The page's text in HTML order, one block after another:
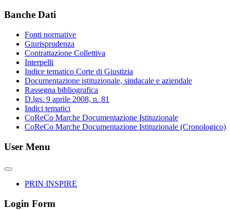
Banche Dati
Fonti normative
Giurisprudenza
Contrattazione Collettiva
Interpelli
Indice tematico Corte di Giustizia
Documentazione istituzionale, sindacale e aziendale
Rassegna bibliografica
D.lgs. 9 aprile 2008, n. 81
Indici tematici
CoReCo Marche Documentazione Istituzionale
CoReCo Marche Documentazione Istituzionale (Cronologico)
User Menu
PRIN INSPIRE
Login Form